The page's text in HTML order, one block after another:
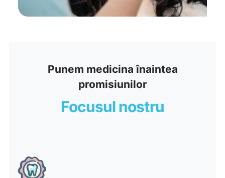
Sănătatea în prim-plan
Punem medicina înaintea
promisiunilor
Focusul nostru